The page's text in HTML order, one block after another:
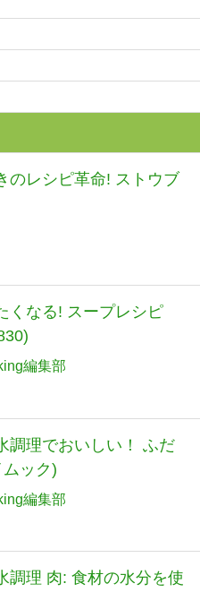
のレシピ革命! ストウブ
くなる! スープレシピ
編集部
調理でおいしい！ ふだ
ック)
編集部
調理 肉: 食材の水分を使